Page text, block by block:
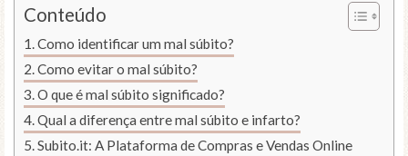
Conteúdo
Como identificar um mal súbito?
Como evitar o mal súbito?
O que é mal súbito significado?
Qual a diferença entre mal súbito e infarto?
Subito.it: A Plataforma de Compras e Vendas Online